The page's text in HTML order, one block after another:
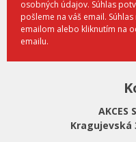
osobných údajov. Súhlas
pošleme na váš email.
emailom alebo kliknutím na
emailu.
AKCES
Kragujevská